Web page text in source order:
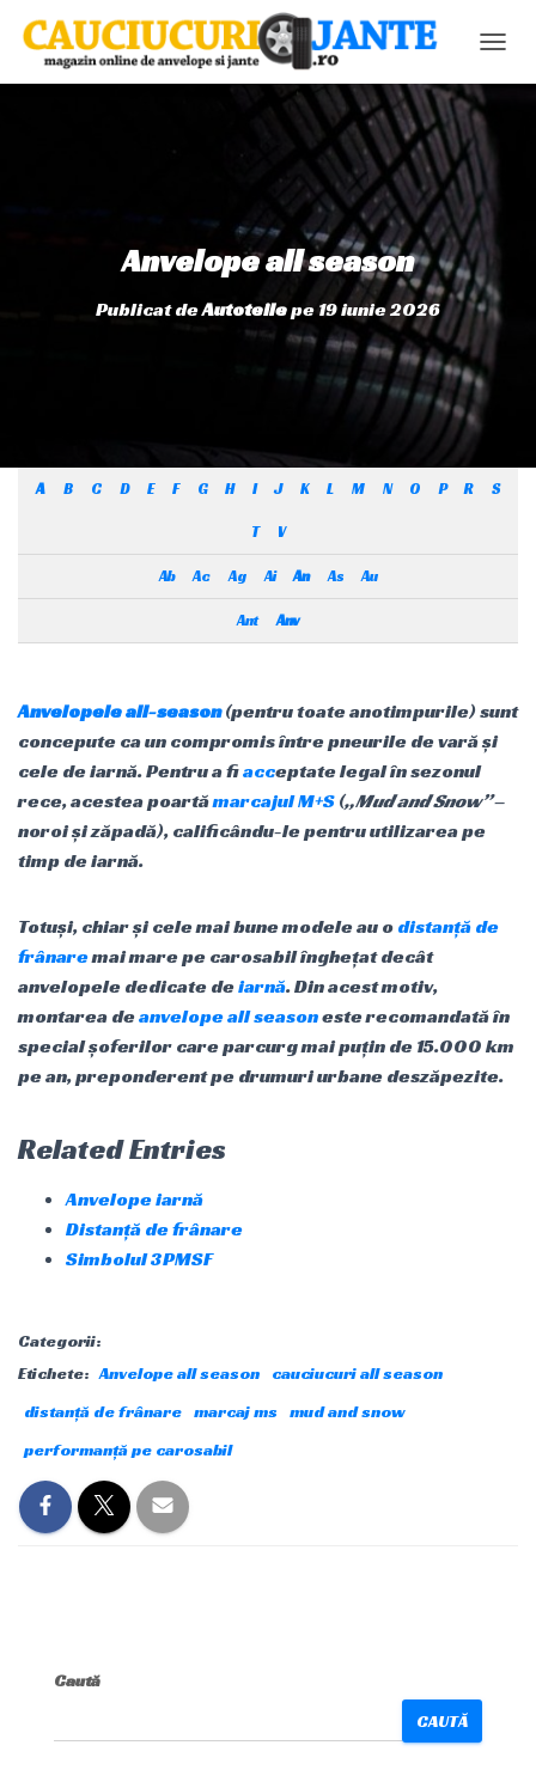
O
G
A
Anvelope all season
Publicat deAutoteilepe19 iunie 2026
A B C D E F G H I J K L M N O P R S
T V
Ab Ac Ag Ai An As Au
Ant Anv
Anvelopele all-season(pentru toate anotimpurile) sunt
concepute ca un compromis între pneurile de vară și
cele de iarnă. Pentru a fiacceptate legal în sezonul
rece, acestea poartămarcajul M+S(„Mud and Snow”–
noroi și zăpadă), calificându-le pentru utilizarea pe
timp de iarnă.
Totuși, chiar și cele mai bune modele au odistanță de
frânaremai mare pe carosabil înghețat decât
anvelopele dedicate deiarnă. Din acest motiv,
montarea deanvelope all seasoneste recomandată în
special șoferilor care parcurg mai puțin de 15.000 km
pe an, preponderent pe drumuri urbane deszăpezite.
Related Entries
Anvelope iarnă
Distanță de frânare
Simbolul 3PMSF
Categorii:
Etichete: Anvelope all season
cauciucuri all season
distanță de frânare marcaj ms
mud and snow
performanță pe carosabil
Caută
CAUTĂ